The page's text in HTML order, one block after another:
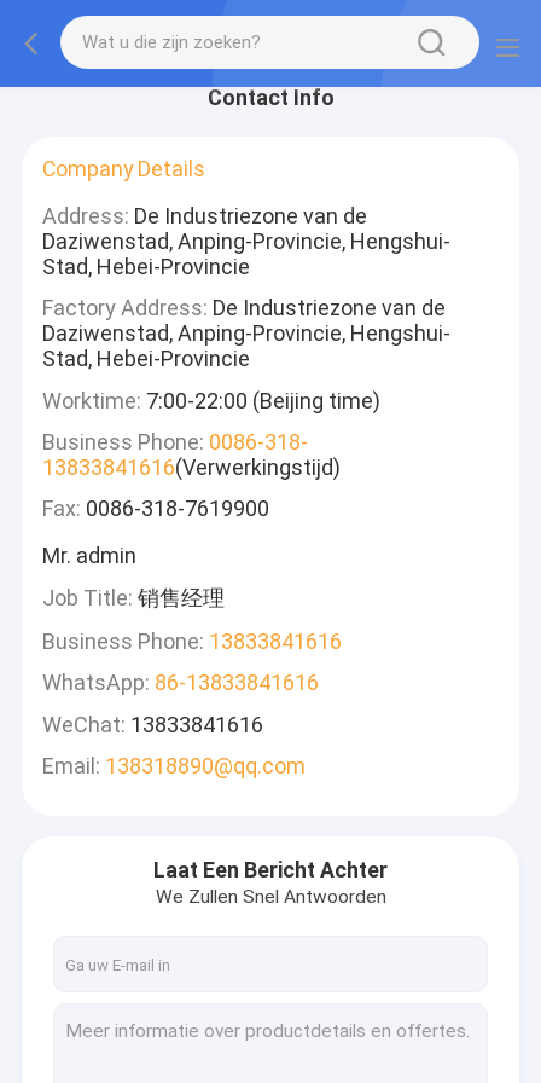
Contact Info
Company Details
Address: De Industriezone van de
Daziwenstad, Anping-Provincie, Hengshui-
Stad, Hebei-Provincie
Factory Address: De Industriezone van de
Daziwenstad, Anping-Provincie, Hengshui-
Stad, Hebei-Provincie
Worktime: 7:00-22:00 (Beijing time)
Business Phone: 0086-318-
13833841616(Verwerkingstijd)
Fax: 0086-318-7619900
Mr. admin
Job Title: 销售经理
Business Phone: 13833841616
WhatsApp: 86-13833841616
WeChat: 13833841616
Email: 138318890@qq.com
Laat Een Bericht Achter
We Zullen Snel Antwoorden